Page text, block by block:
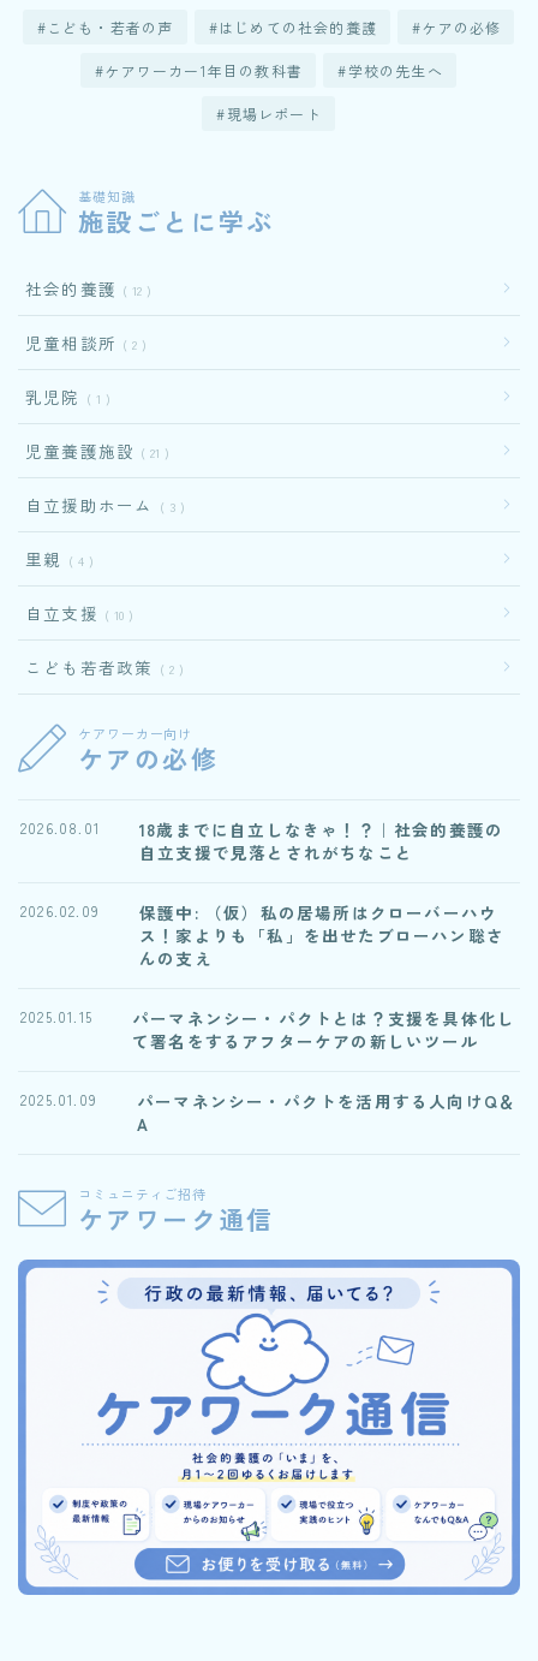
こども・若者の声 はじめての社会的養護 ケアの必修
ケアワーカー1年目の教科書 学校の先生へ
現場レポート
基礎知識
施設ごとに学ぶ
社会的養護 12
児童相談所 2
乳児院 1
児童養護施設 21
自立援助ホーム 3
里親 4
自立支援 10
こども若者政策 2
ケアワーカー向け
ケアの必修
18歳までに自立しなきゃ！？｜社会的養護の
自立支援で見落とされがちなこと
2026.08.01
保護中: （仮）私の居場所はクローバーハウ
ス！家よりも「私」を出せたブローハン聡さ
んの支え
2026.02.09
パーマネンシー・パクトとは？支援を具体化し
て署名をするアフターケアの新しいツール
2025.01.15
パーマネンシー・パクトを活用する人向けQ＆
A
2025.01.09
コミュニティご招待
ケアワーク通信